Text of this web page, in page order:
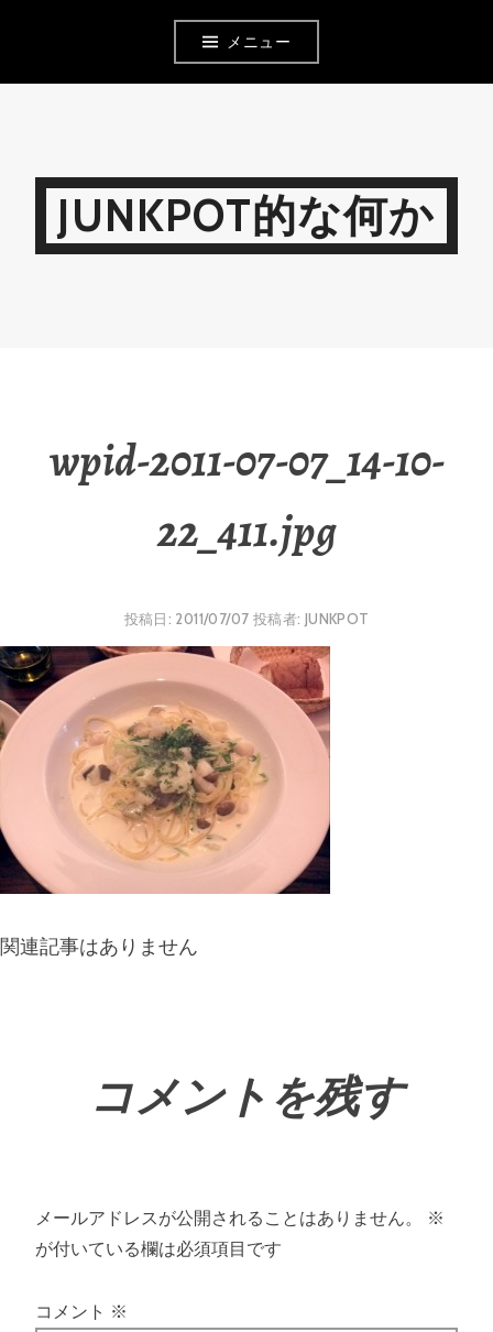
メニュー
JUNKPOT的な何か
wpid-2011-07-07_14-10-
22_411.jpg
投稿日: 2011/07/07 投稿者: JUNKPOT
関連記事はありません
コメントを残す
メールアドレスが公開されることはありません。
※
が付いている欄は必須項目です
コメント ※